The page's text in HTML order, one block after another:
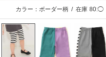
カラー：ボーダー柄 / 在庫 80:◯